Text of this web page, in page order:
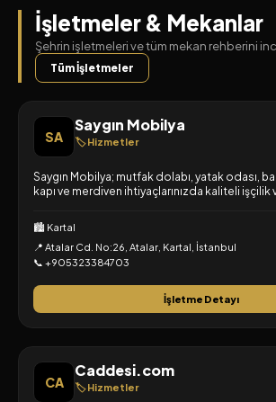
İşletmeler & Mekanlar
Şehrin işletmeleri ve tüm mekan rehberini
Tüm İşletmeler
SA
Saygın Mobilya
🏷️ Hizmetler
Saygın Mobilya; mutfak dolabı, yatak odası,
kapı ve merdiven ihtiyaçlarınızda kaliteli işçilik
🏙️ Kartal
📍 Atalar Cd. No:26, Atalar, Kartal, İstanbul
📞 +905323384703
İşletme Detayı
CA
Caddesi.com
🏷️ Hizmetler